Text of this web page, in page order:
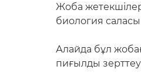
Жоба
биология
Алайда бұл
пиғылды